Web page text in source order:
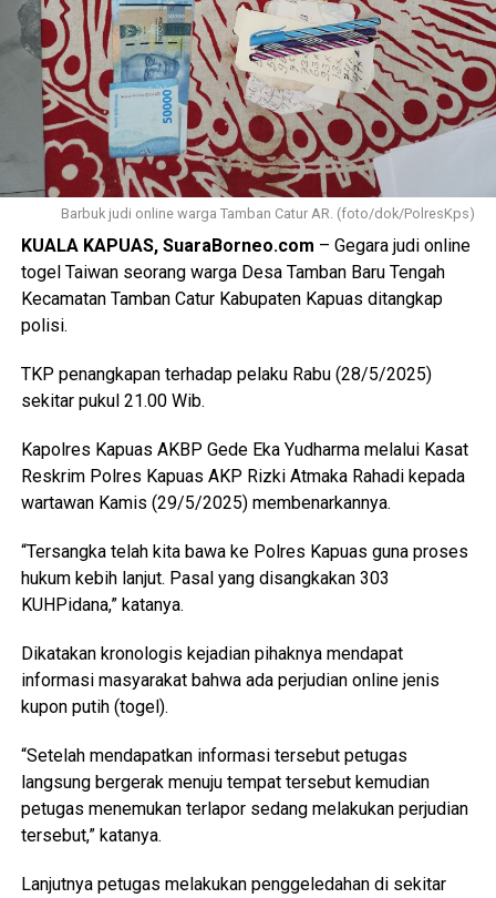
Barbuk judi online warga Tamban Catur AR. (foto/dok/PolresKps)
KUALA KAPUAS, SuaraBorneo.com – Gegara judi online
togel Taiwan seorang warga Desa Tamban Baru Tengah
Kecamatan Tamban Catur Kabupaten Kapuas ditangkap
polisi.
TKP penangkapan terhadap pelaku Rabu (28/5/2025)
sekitar pukul 21.00 Wib.
Kapolres Kapuas AKBP Gede Eka Yudharma melalui Kasat
Reskrim Polres Kapuas AKP Rizki Atmaka Rahadi kepada
wartawan Kamis (29/5/2025) membenarkannya.
“Tersangka telah kita bawa ke Polres Kapuas guna proses
hukum kebih lanjut. Pasal yang disangkakan 303
KUHPidana,” katanya.
Dikatakan kronologis kejadian pihaknya mendapat
informasi masyarakat bahwa ada perjudian online jenis
kupon putih (togel).
“Setelah mendapatkan informasi tersebut petugas
langsung bergerak menuju tempat tersebut kemudian
petugas menemukan terlapor sedang melakukan perjudian
tersebut,” katanya.
Lanjutnya petugas melakukan penggeledahan di sekitar